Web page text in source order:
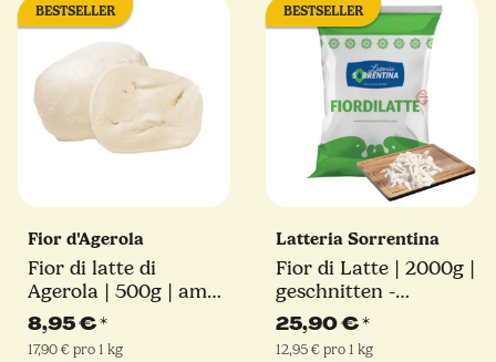
BESTSELLER
Fior d'Agerola
Fior di latte di
Agerola | 500g | am
Stück
8,95 €*
17,90 € pro 1 kg
BESTSELLER
Latteria Sorrentina
Fior di Latte | 2000g |
geschnitten -
Julienne Schnitt |
Latteria Sorrentina
25,90 €*
12,95 € pro 1 kg